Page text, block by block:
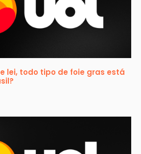
lei, todo tipo de foie gras está